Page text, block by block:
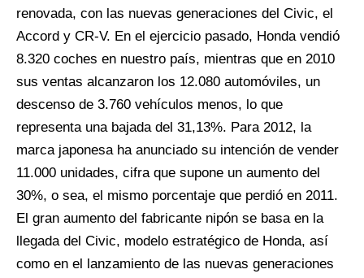
renovada, con las nuevas generaciones del Civic, el
Accord y CR-V. En el ejercicio pasado, Honda vendió
8.320 coches en nuestro país, mientras que en 2010
sus ventas alcanzaron los 12.080 automóviles, un
descenso de 3.760 vehículos menos, lo que
representa una bajada del 31,13%. Para 2012, la
marca japonesa ha anunciado su intención de vender
11.000 unidades, cifra que supone un aumento del
30%, o sea, el mismo porcentaje que perdió en 2011.
El gran aumento del fabricante nipón se basa en la
llegada del Civic, modelo estratégico de Honda, así
como en el lanzamiento de las nuevas generaciones